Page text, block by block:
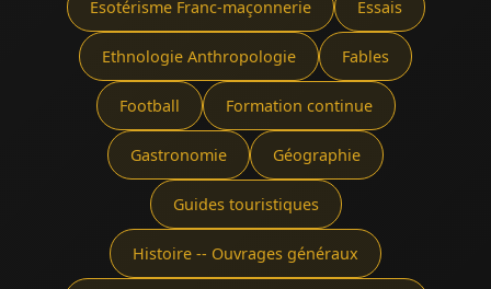
Ésotérisme Franc-maçonnerie Essais
Ethnologie Anthropologie Fables
Football Formation continue
Gastronomie Géographie
Guides touristiques
Histoire -- Ouvrages généraux